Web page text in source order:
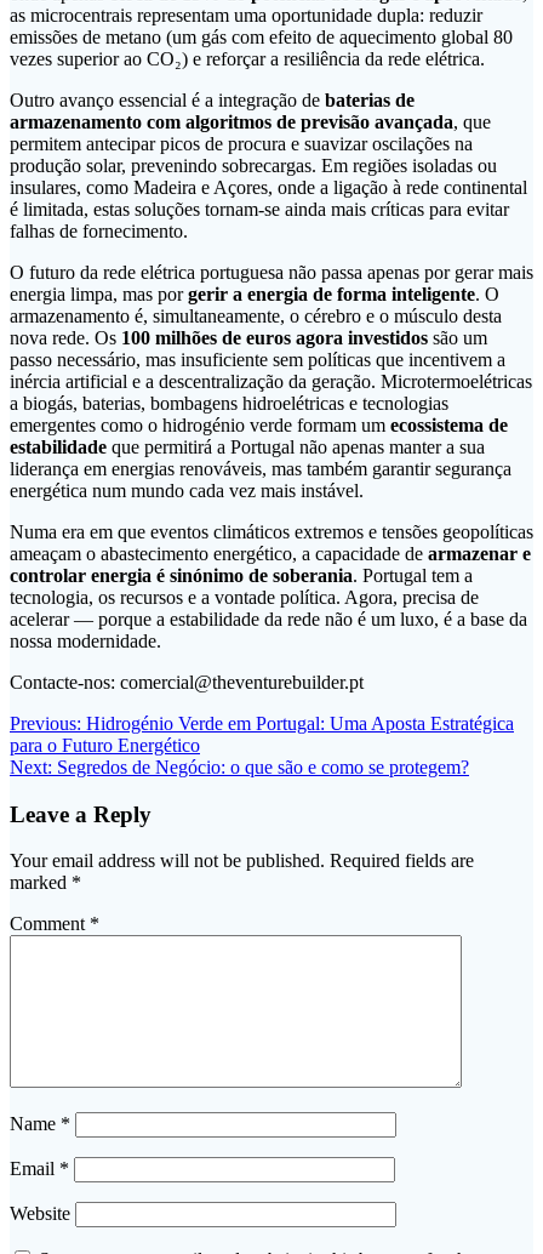
as microcentrais representam uma oportunidade dupla: reduzir
emissões de metano (um gás com efeito de aquecimento global 80
vezes superior ao CO₂) e reforçar a resiliência da rede elétrica.
Outro avanço essencial é a integração de baterias de
armazenamento com algoritmos de previsão avançada, que
permitem antecipar picos de procura e suavizar oscilações na
produção solar, prevenindo sobrecargas. Em regiões isoladas ou
insulares, como Madeira e Açores, onde a ligação à rede continental
é limitada, estas soluções tornam-se ainda mais críticas para evitar
falhas de fornecimento.
O futuro da rede elétrica portuguesa não passa apenas por gerar mais
energia limpa, mas porgerir a energia de forma inteligente. O
armazenamento é, simultaneamente, o cérebro e o músculo desta
nova rede. Os 100 milhões de euros agora investidos são um
passo necessário, mas insuficiente sem políticas que incentivem a
inércia artificial e a descentralização da geração. Microtermoelétricas
a biogás, baterias, bombagens hidroelétricas e tecnologias
emergentes como o hidrogénio verde formam um ecossistema de
estabilidade que permitirá a Portugal não apenas manter a sua
liderança em energias renováveis, mas também garantir segurança
energética num mundo cada vez mais instável.
Numa era em que eventos climáticos extremos e tensões geopolíticas
ameaçam o abastecimento energético, a capacidade de armazenar e
controlar energia é sinónimo de soberania. Portugal tem a
tecnologia, os recursos e a vontade política. Agora, precisa de
acelerar — porque a estabilidade da rede não é um luxo, é a base da
nossa modernidade.
Contacte-nos: comercial@theventurebuilder.pt
Post
navigation
Previous: Previous
post:
Hidrogénio Verde em Portugal: Uma Aposta Estratégica
para o Futuro Energético
Next: Next
Segredos de Negócio: o que são e como se protegem?
Leave a Reply
Your email address will not be published. Required fields are
marked *
Comment *
Name *
Email *
Website